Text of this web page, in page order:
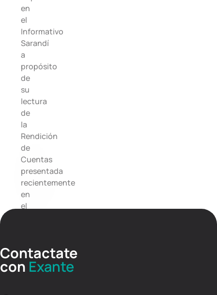
en
el
Informativo
Sarandí
a
propósito
de
su
lectura
de
la
Rendición
de
Cuentas
presentada
recientemente
en
el
Contactate
con Exante